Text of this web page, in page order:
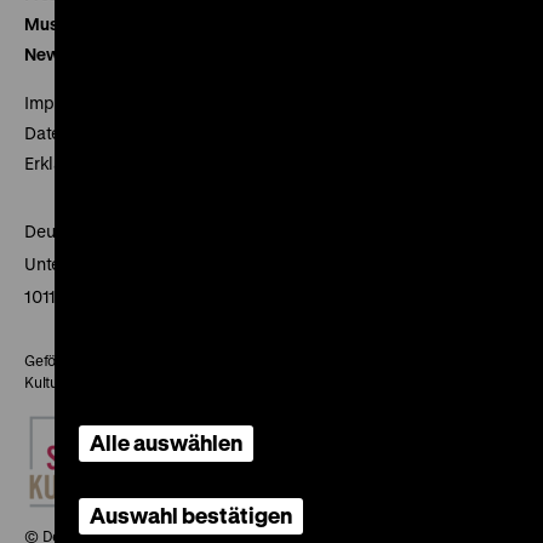
Museumsverein
Newsletter
Impressum
Datenschutz
Erklärung digitale Barrierefreiheit
Deutsches Historisches Museum
Unter den Linden 2
10117 Berlin
Gefördert mit Mitteln des Beauftragten der Bundesregierung für
Kultur und Medien
© Deutsches Historisches Museum, 2026
Alle auswählen
Auswahl bestätigen